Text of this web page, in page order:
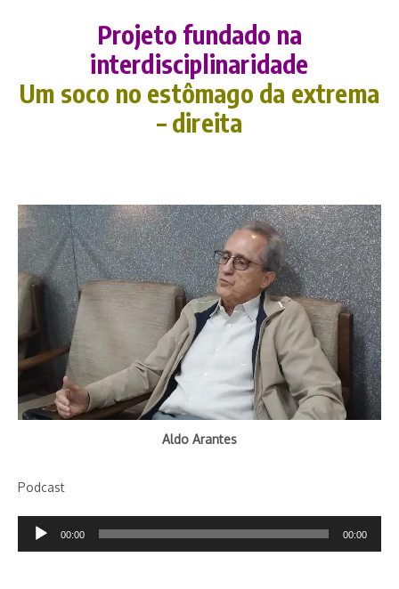
Projeto fundado na
interdisciplinaridade
Um soco no estômago da extrema
– direita
Aldo Arantes
Podcast
Tocador
00:00 00:00